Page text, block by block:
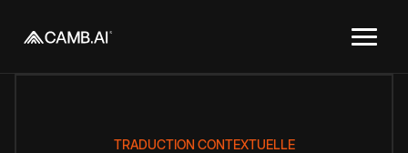
TRADUCTION CONTEXTUELLE